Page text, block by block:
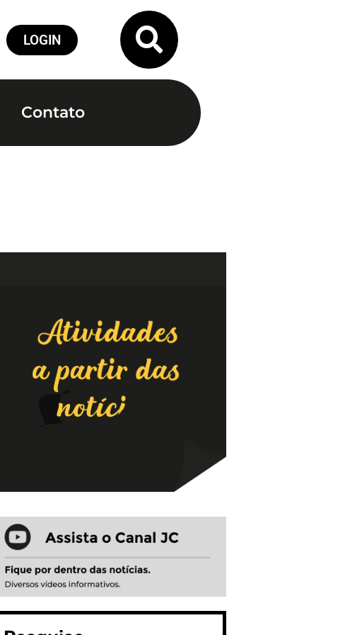
LOGIN
Contato